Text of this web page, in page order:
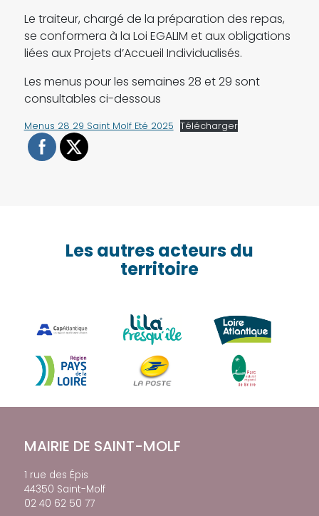
Le traiteur, chargé de la préparation des repas,
se conformera à la Loi EGALIM et aux obligations
liées aux Projets d’Accueil Individualisés.
Les menus pour les semaines 28 et 29 sont
consultables ci-dessous
Menus 28 29 Saint Molf Eté 2025 Télécharger
Les autres acteurs du
territoire
MAIRIE DE SAINT-MOLF
1 rue des Épis
44350 Saint-Molf
02 40 62 50 77